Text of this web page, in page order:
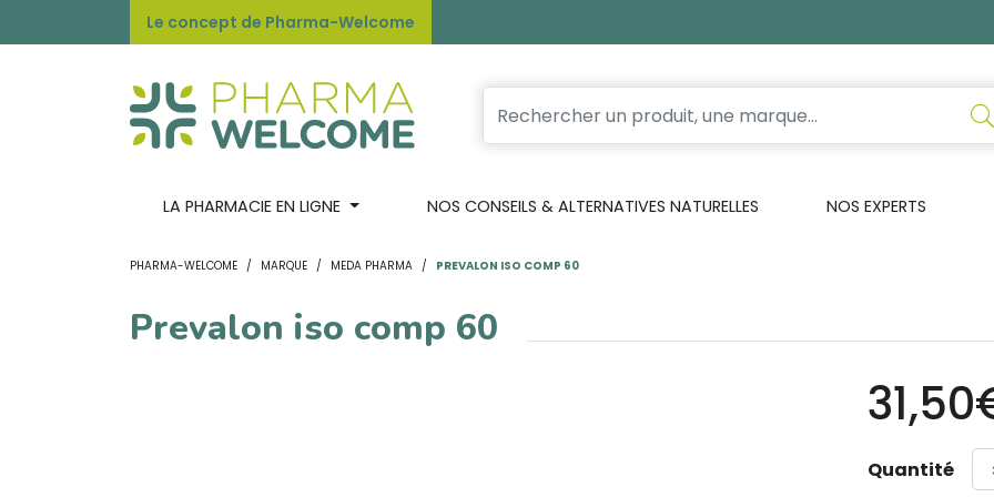
Le concept de Pharma-Welcome
LA PHARMACIE EN LIGNE NOS CONSEILS & ALTERNATIVES NATURELLES NOS EXPERTS
PHARMA-WELCOME MARQUE MEDA PHARMA PREVALON ISO COMP 60
Prevalon iso comp 60
Quantité